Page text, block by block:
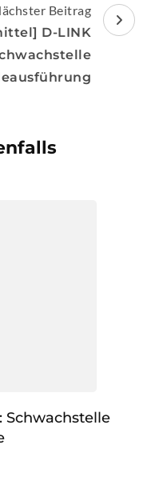
Beitrag
D-LINK
Schwachstelle